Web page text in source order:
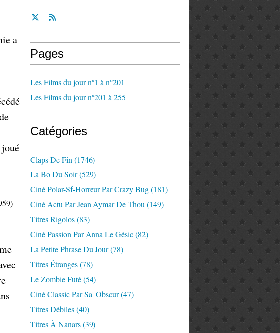
a
Pages
Les Films du jour n°1 à n°201
Les Films du jour n°201 à 255
Catégories
Claps De Fin (1746)
La Bo Du Soir(529)
Ciné Polar-Sf-Horreur Par Crazy Bug(181)
Ciné Actu Par Jean Aymar De Thou (149)
Titres Rigolos(83)
Ciné Passion Par Anna Le Gésic(82)
La Petite Phrase Du Jour(78)
Titres Étranges(78)
Le Zombie Futé(54)
Ciné Classic Par Sal Obscur(47)
Titres Débiles(40)
Titres À Nanars(39)